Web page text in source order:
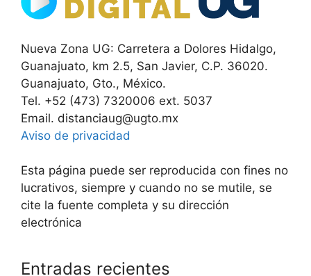
Nueva Zona UG: Carretera a Dolores Hidalgo,
Guanajuato, km 2.5, San Javier, C.P. 36020.
Guanajuato, Gto., México.
Tel. +52 (473) 7320006 ext. 5037
Email. distanciaug@ugto.mx
Aviso de privacidad
Esta página puede ser reproducida con fines no
lucrativos, siempre y cuando no se mutile, se
cite la fuente completa y su dirección
electrónica
Entradas recientes